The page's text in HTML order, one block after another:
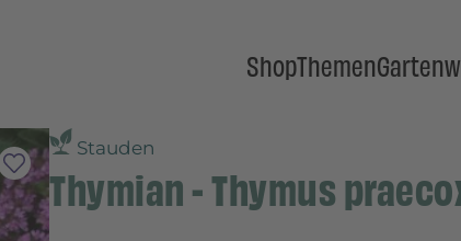
ShopThemen
Stauden
Thymian - Thymus